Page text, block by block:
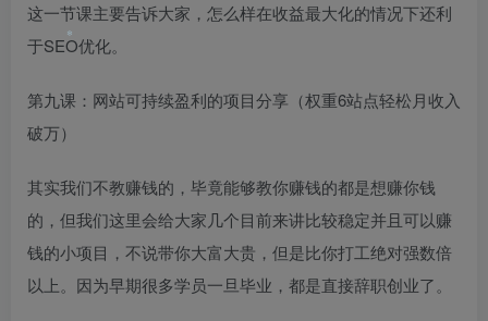
这一节课主要告诉大家，怎么样在收益最大化的情况下还利
于SEO优化。
第九课：网站可持续盈利的项目分享（权重6站点轻松月收入
破万）
其实我们不教赚钱的，毕竟能够教你赚钱的都是想赚你钱
的，但我们这里会给大家几个目前来讲比较稳定并且可以赚
钱的小项目，不说带你大富大贵，但是比你打工绝对强数倍
以上。因为早期很多学员一旦毕业，都是直接辞职创业了。
❄
❄